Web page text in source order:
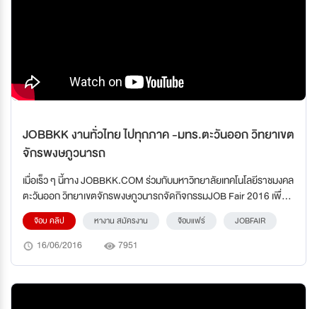
JOBBKK งานทั่วไทย ไปทุกภาค -มทร.ตะวันออก วิทยาเขต
จักรพงษภูวนารถ
เมื่อเร็ว ๆ นี้ทาง JOBBKK.COM ร่วมกับมหาวิทยาลัยเทคโนโลยีราชมงคล
ตะวันออก วิทยาเขตจักรพงษภูวนารถจัดกิจกรรมJOB Fair 2016 เพื่อ
เตรียมพร้อมนักศึกษาที่กำลังจะจบการศึกษาเข้าสู่โหมดแรงงาน
จ๊อบ คลิป หางาน สมัครงาน จ๊อบแฟร์ JOBFAIR
16/06/2016 7951